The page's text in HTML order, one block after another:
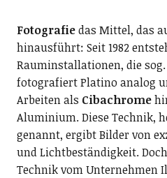
Fotografiedas Mittel, das
hinausführt: Seit 1982
Rauminstallationen, die sog.
fotografiert Platino analog
Arbeiten als Cibachrome
Aluminium. Diese Technik,
genannt, ergibt Bilder von
und Lichtbeständigkeit.
Technik vom Unternehmen